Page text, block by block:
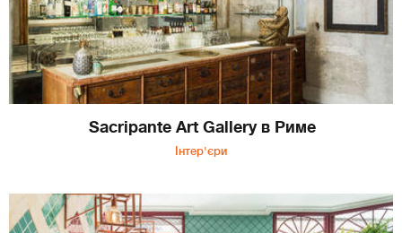
Sacripante Art Gallery в Риме
Інтер'єри